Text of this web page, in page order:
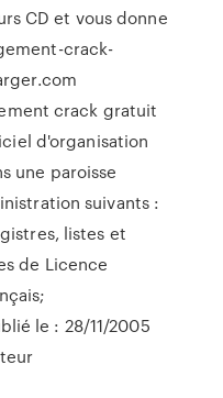
CD et vous donne
crack-
crack gratuit
d'organisation
une paroisse
suivants :
listes et
de Licence
le : 28/11/2005